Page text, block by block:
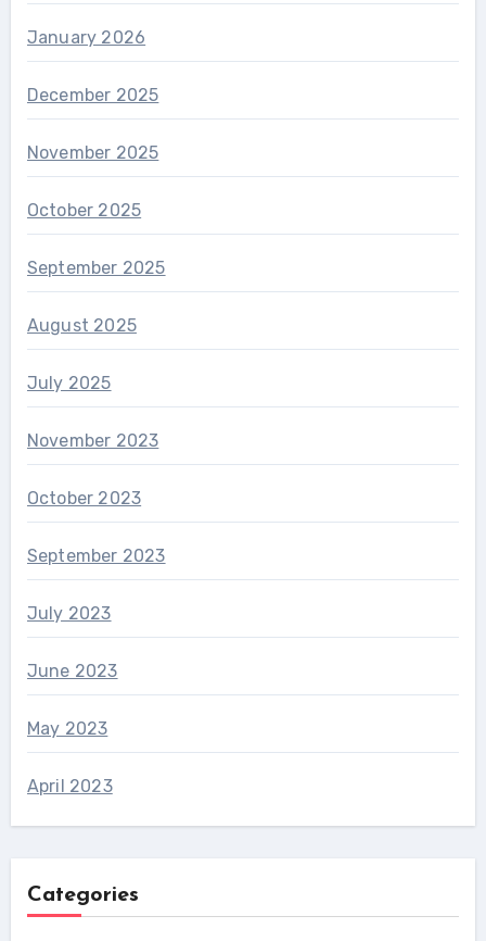
January 2026
December 2025
November 2025
October 2025
September 2025
August 2025
July 2025
November 2023
October 2023
September 2023
July 2023
June 2023
May 2023
April 2023
Categories